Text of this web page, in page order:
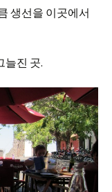
생선을 이곳에서
늘진 곳.